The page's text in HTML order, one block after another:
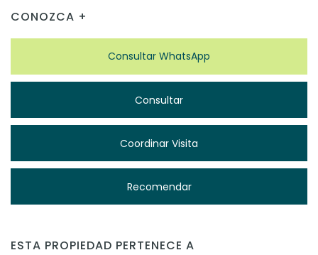
CONOZCA +
Consultar WhatsApp
Consultar
Coordinar Visita
Recomendar
ESTA PROPIEDAD PERTENECE A